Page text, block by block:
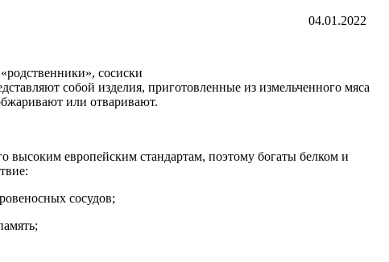
04.01.2022
сосиски
собой изделия, приготовленные из измельченного мяса
или отваривают.
высоким европейским стандартам, поэтому богаты белком и
сосудов;